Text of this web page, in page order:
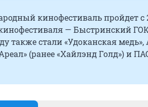
кинофестиваль пройдет с
— Быстринский
также стали «Удоканская медь»,
(ранее «Хайлэнд Голд») и